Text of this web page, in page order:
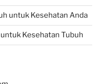
untuk Kesehatan Anda
Kesehatan Tubuh